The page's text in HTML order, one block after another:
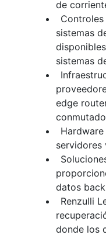
de
sistemas
sistemas
edge
servidores
datos
Renzulli
donde los